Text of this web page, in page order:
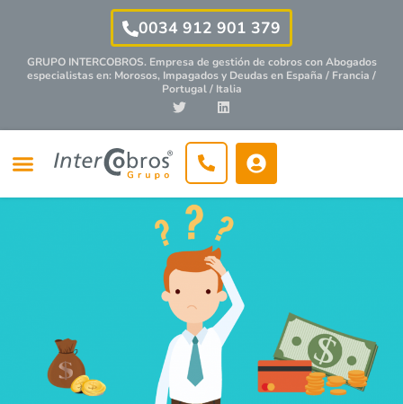
0034 912 901 379
GRUPO INTERCOBROS. Empresa de gestión de cobros conAbogados
especialistasen: Morosos, Impagados y Deudas en España / Francia /
Portugal / Italia